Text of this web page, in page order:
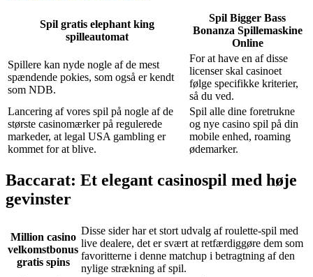
Spil gratis elephant king
spilleautomat
Spil Bigger Bass
Bonanza Spillemaskine
Online
Spillere kan nyde nogle af de mest
spændende pokies, som også er kendt
som NDB.
For at have en af disse
licenser skal casinoet
følge specifikke kriterier,
så du ved.
Lancering af vores spil på nogle af de
største casinomærker på regulerede
markeder, at legal USA gambling er
kommet for at blive.
Spil alle dine foretrukne
og nye casino spil på din
mobile enhed, roaming
ødemarker.
Baccarat: Et elegant casinospil med høje
gevinster
Million casino
velkomstbonus
gratis spins
Disse sider har et stort udvalg af roulette-spil med
live dealere, det er svært at retfærdiggøre dem som
favoritterne i denne matchup i betragtning af den
nylige strækning af spil.